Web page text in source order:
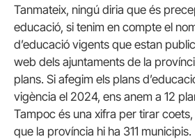
Tanmateix, ningú diria que és
educació, si tenim en compte el
d’educació vigents que estan
web dels ajuntaments de la
plans. Si afegim els plans
vigència el 2024, ens anem a 12
Tampoc és una xifra per tirar
que la província hi ha 311 municipis.